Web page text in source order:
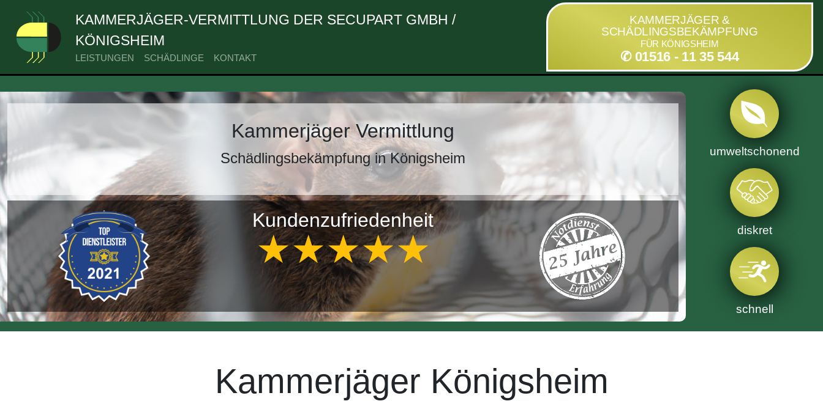
KAMMERJÄGER-VERMITTLUNG DER SECUPART GMBH /
KÖNIGSHEIM
LEISTUNGEN SCHÄDLINGE KONTAKT
KAMMERJÄGER &
SCHÄDLINGSBEKÄMPFUNG
FÜR KÖNIGSHEIM
✆ 01516 - 11 35 544
Kammerjäger Vermittlung
Schädlingsbekämpfung in Königsheim
Kundenzufriedenheit
★★★★★
umweltschonend
diskret
schnell
Kammerjäger Königsheim